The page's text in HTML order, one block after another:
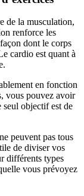
de la musculation,
renforce les
dont le corps
cardio est quant à
en fonction
vous pouvez avoir
seul objectif est de
peuvent pas tous
de diviser vos
différents types
vous prévoyez